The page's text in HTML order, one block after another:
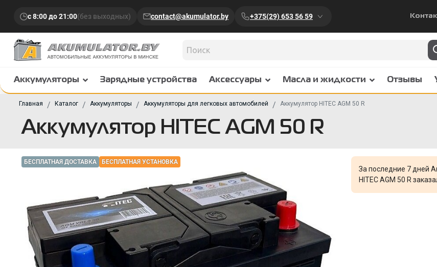
с 8:00 до 21:00(без выходных) contact@akumulator.by +375(29) 653 56 59
Аккумуляторы Зарядные устройства Аксессуары Масла и жидкости Отзывы
Главная Каталог Аккумуляторы Аккумуляторы для легковых автомобилей Аккумулятор HITEC AGM 50 R
Аккумулятор HITEC AGM 50 R
БЕСПЛАТНАЯ ДОСТАВКА БЕСПЛАТНАЯ УСТАНОВКА
За последние 7 дней
HITEC AGM 50 R